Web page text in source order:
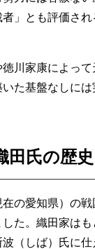
」とも評価され
川家康によって
た基盤なしに
氏の歴史
の愛知県）の
た。織田家は
（しば）氏に仕